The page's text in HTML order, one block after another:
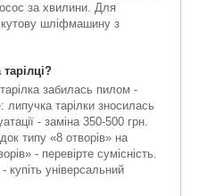
за хвилини. Для
шліфмашину з
забилась пилом -
тарілки зносилась
- заміна 350-500 грн.
типу «8 отворів» на
- перевірте сумісність.
універсальний